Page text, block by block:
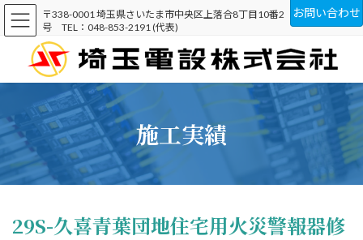
コ
テ
キ
ッ
プ
ナ
ゲ
に
移
動
〒338-0001 埼玉県さいたま市中央区上落合8丁目10番2
号 TEL：048-853-2191 (代表)
お問い合わせ
施工実績
29S-久喜青葉団地住宅用火災警報器修